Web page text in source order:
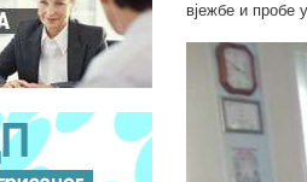
вјежбе и пробе